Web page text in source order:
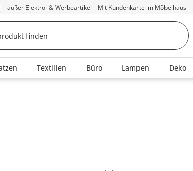
– außer Elektro- & Werbeartikel – Mit Kundenkarte im Möbelhaus
Textilien Büro Lampen Deko